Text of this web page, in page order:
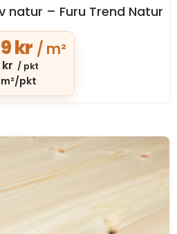
natur – Furu Trend Natur
kr / m²
kr / pkt
m²/pkt